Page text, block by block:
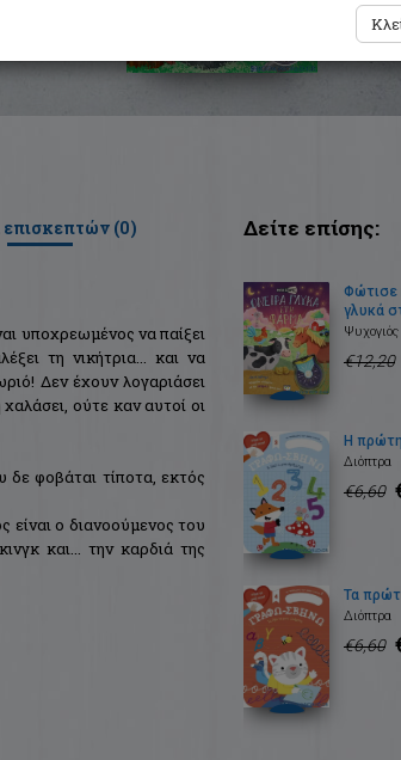
επισκεπτών (0)
υποχρεωμένος να παίξει
τη νικήτρια... και να
Δεν έχουν λογαριάσει
ούτε καν αυτοί οι
φοβάται τίποτα, εκτός
είναι ο διανοούμενος του
και... την καρδιά της
Δείτε επίσης:
Φώτισε
γλυκά
Ψυχογιός
€12,20
Η
Διόπτρα
€6,60
Τα
Διόπτρα
€6,60